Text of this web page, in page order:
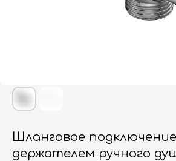
Шланговое
держателем ручного